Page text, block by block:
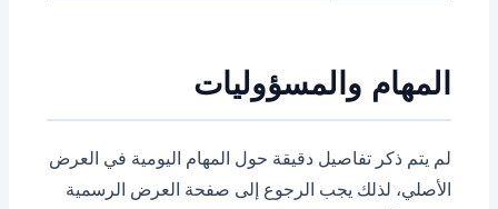
المهام والمسؤوليات
لم يتم ذكر تفاصيل دقيقة حول المهام اليومية في العرض
الأصلي، لذلك يجب الرجوع إلى صفحة العرض الرسمية